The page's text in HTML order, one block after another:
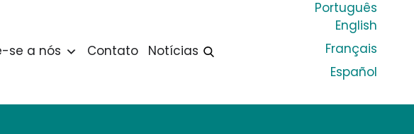
se a nós Contato Notícias
Português
English
Français
Español